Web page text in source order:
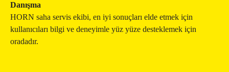
Danışma
HORN saha servis ekibi, en iyi sonuçları elde etmek için
kullanıcıları bilgi ve deneyimle yüz yüze desteklemek için
oradadır.